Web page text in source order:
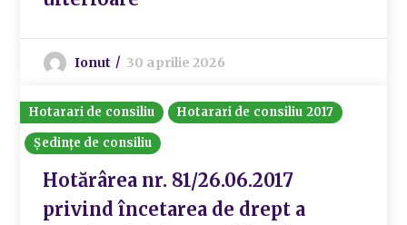
Ionut 30 aprilie 2026
Hotarari de consiliu
Hotarari de consiliu 2017
Ședințe de consiliu
Hotărârea nr. 81/26.06.2017
privind încetarea de drept a